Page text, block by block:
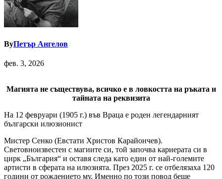
ByПетър Ангелов
фев. 3, 2026
Магията не съществува, всичко е в ловкостта на ръката и
тайната на реквизита
На 12 февруари (1905 г.) във Враца е роден легендарният
български илюзионист
Мистер Сенко (Евстати Христов Карайончев).
Световноизвестен с магиите си, той започва кариерата си в
цирк „България“ и оставя следа като един от най-големите
артисти в сферата на илюзията. През 2025 г. се отбелязаха 120
години от рождението му. Именно по този повод беше